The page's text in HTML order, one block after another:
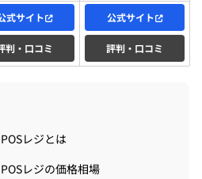
式サイト
判・口コミ
公式サイト
評判・口コミ
レジとは
レジの価格相場